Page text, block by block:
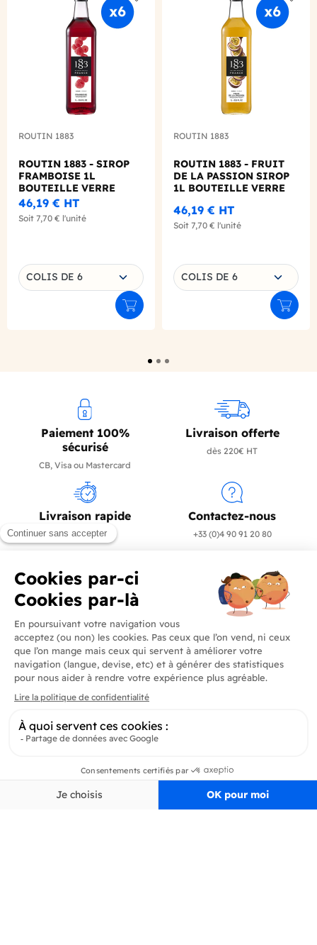
Add to wishlist
ROUTIN 1883
ROUTIN 1883 - SIROP
FRAMBOISE 1L
BOUTEILLE VERRE
46,19 € HT
Soit 7,70 € l'unité
Choisissez une déclinaison
COLIS DE 6
Ajouter au panier
Add
ROUTIN 1883
ROUTIN 1883 - FRUIT
DE LA PASSION SIROP
1L BOUTEILLE VERRE
46,19 € HT
Soit 7,70 € l'unité
Choisissez une déclinaison
COLIS DE 6
Paiement 100%
sécurisé
CB, Visa ou Mastercard
Livraison offerte
dès 220€ HT
Livraison rapide
en 24/72h
Contactez-nous
+33 (0)4 90 91 20 80